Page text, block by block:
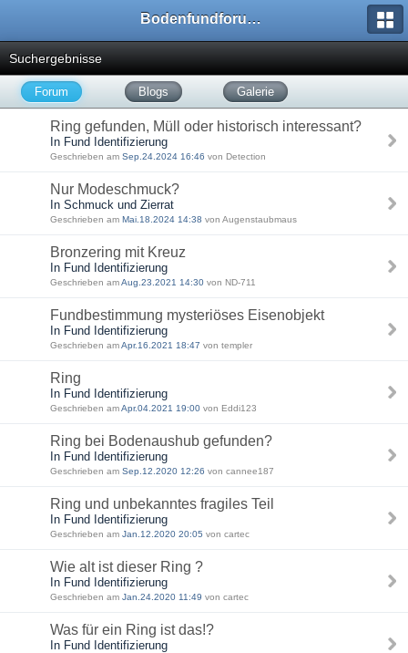
Bodenfundforum.com
Suchergebnisse
Forum Blogs Galerie
Ring gefunden, Müll oder historisch interessant?
In Fund Identifizierung
Geschrieben am Sep.24.2024 16:46 von Detection
Nur Modeschmuck?
In Schmuck und Zierrat
Geschrieben am Mai.18.2024 14:38 von Augenstaubmaus
Bronzering mit Kreuz
In Fund Identifizierung
Geschrieben amAug.23.2021 14:30 von ND-711
Fundbestimmung mysteriöses Eisenobjekt
In Fund Identifizierung
Geschrieben amApr.16.2021 18:47 von templer
Ring
In Fund Identifizierung
Geschrieben amApr.04.2021 19:00 von Eddi123
Ring bei Bodenaushub gefunden?
In Fund Identifizierung
Geschrieben am Sep.12.2020 12:26 von cannee187
Ring und unbekanntes fragiles Teil
In Fund Identifizierung
Geschrieben am Jan.12.2020 20:05 von cartec
Wie alt ist dieser Ring ?
In Fund Identifizierung
Geschrieben am Jan.24.2020 11:49 von cartec
Was für ein Ring ist das!?
In Fund Identifizierung